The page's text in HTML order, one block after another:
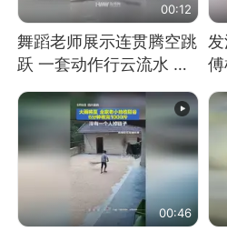
00:12
舞蹈老师展示连贯腾空跳
跃 一套动作行云流水 节
奏感拉满 网友：怎么做
到又舞又武的？
00:46